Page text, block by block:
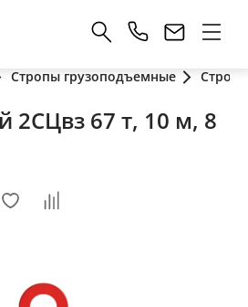
Стропы грузоподъемные
2СЦвз 67 т, 10 м, 8